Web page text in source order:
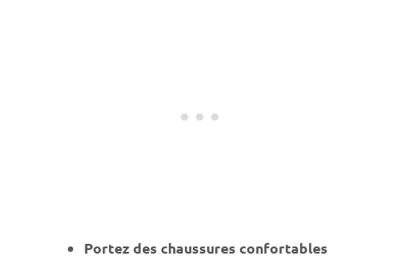
Portez des chaussures confortables